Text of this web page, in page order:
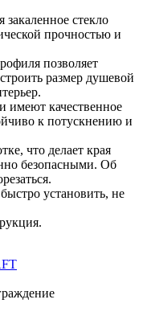
стекло
прочностью и
позволяет
размер душевой
имеют качественное
к потускнению и
что делает края
безопасными. Об
установить, не